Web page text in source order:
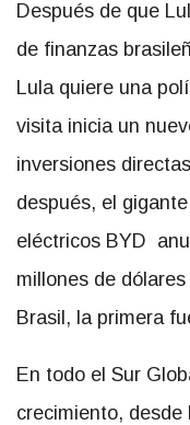
Después de que
de finanzas
Lula quiere una
visita inicia un
inversiones
después, el
eléctricos BYD
millones de
Brasil, la primera
En todo el Sur
crecimiento, desde